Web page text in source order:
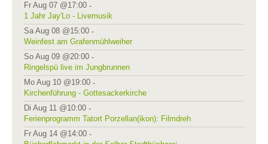
Fr Aug 07 @17:00 -
1 Jahr Jay'Lo - Livemusik
Sa Aug 08 @15:00 -
Weinfest am Grafenmühlweiher
So Aug 09 @20:00 -
Ringelspü live im Jungbrunnen
Mo Aug 10 @19:00 -
Kirchenführung - Gottesackerkirche
Di Aug 11 @10:00 -
Ferienprogramm Tatort Porzellan(ikon): Filmdreh
Fr Aug 14 @14:00 -